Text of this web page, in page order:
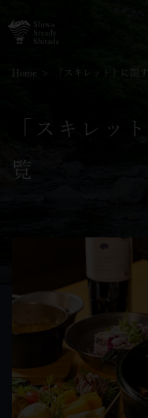
Home 「スキレット」に関
「スキレッ
覧